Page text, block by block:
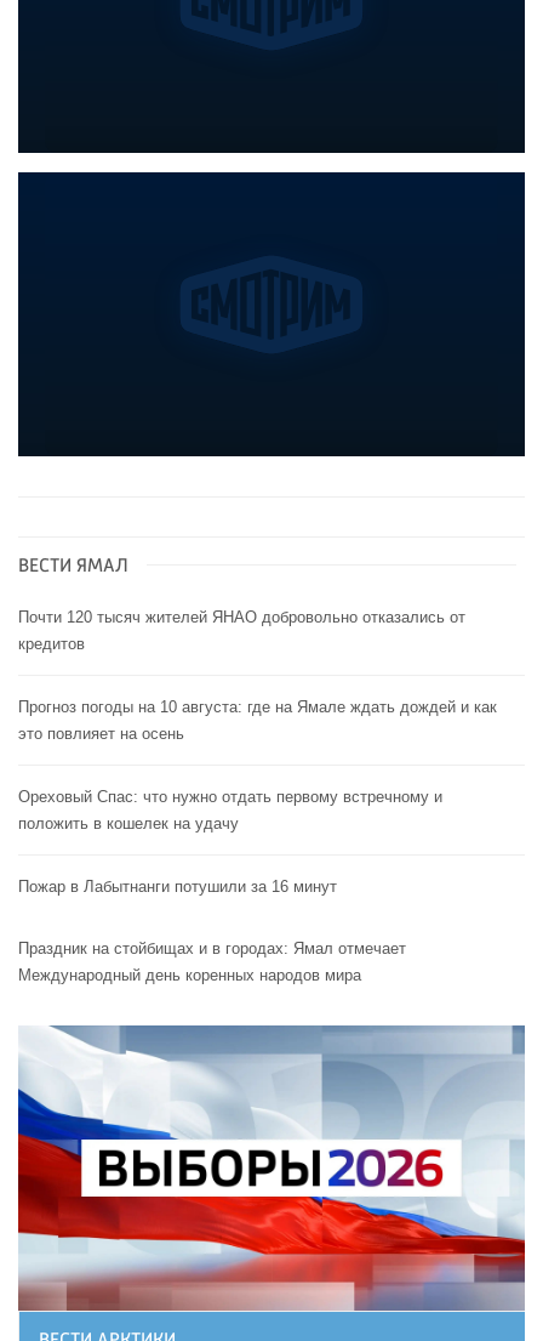
ВЕСТИ ЯМАЛ
Почти 120 тысяч жителей ЯНАО добровольно отказались от
кредитов
Прогноз погоды на 10 августа: где на Ямале ждать дождей и как
это повлияет на осень
Ореховый Спас: что нужно отдать первому встречному и
положить в кошелек на удачу
Пожар в Лабытнанги потушили за 16 минут
Праздник на стойбищах и в городах: Ямал отмечает
Международный день коренных народов мира